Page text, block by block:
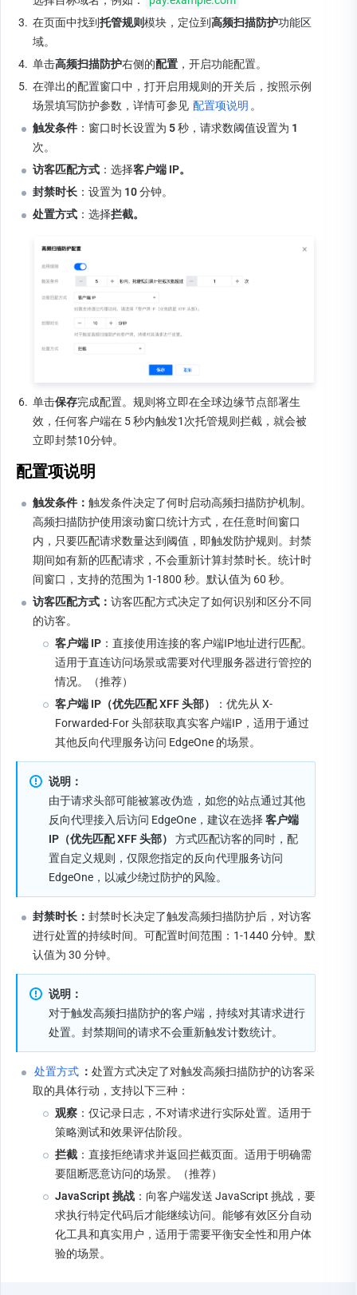
3. 在页面中找到托管规则模块，定位到高频扫描防护功能区
域。
4. 单击高频扫描防护右侧的配置 ，开启功能配置。
5. 在弹出的配置窗口中，打开启用规则的开关后，按照示例
场景填写防护参数，详情可参见 配置项说明 。
触发条件 ：窗口时长设置为 5 秒，请求数阈值设置为 1
次。
访客匹配方式 ：选择客户端 IP。
封禁时长 ：设置为 10 分钟。
处置方式 ：选择拦截。
6. 单击保存完成配置。规则将立即在全球边缘节点部署生
效，任何客户端在 5 秒内触发1次托管规则拦截，就会被
立即封禁10分钟。
配置项说明
触发条件： 触发条件决定了何时启动高频扫描防护机制。
高频扫描防护使用滚动窗口统计方式，在任意时间窗口
内，只要匹配请求数量达到阈值，即触发防护规则。封禁
期间如有新的匹配请求，不会重新计算封禁时长。统计时
间窗口，支持的范围为 1-1800 秒。默认值为 60 秒。
访客匹配方式： 访客匹配方式决定了如何识别和区分不同
的访客。
客户端 IP ：直接使用连接的客户端IP地址进行匹配。
适用于直连访问场景或需要对代理服务器进行管控的
情况。（推荐）
客户端 IP（优先匹配 XFF 头部）
：优先从 X-
Forwarded-For 头部获取真实客户端IP，适用于通过
其他反向代理服务访问 EdgeOne 的场景。
说明：
由于请求头部可能被篡改伪造，如您的站点通过其他
反向代理接入后访问 EdgeOne，建议在选择 客户端
IP（优先匹配 XFF 头部） 方式匹配访客的同时，配
置自定义规则，仅限您指定的反向代理服务访问
EdgeOne，以减少绕过防护的风险。
封禁时长： 封禁时长决定了触发高频扫描防护后，对访客
进行处置的持续时间。可配置时间范围：1-1440 分钟。默
认值为 30 分钟。
说明：
对于触发高频扫描防护的客户端，持续对其请求进行
处置。封禁期间的请求不会重新触发计数统计。
处置方式 ： 处置方式决定了对触发高频扫描防护的访客采
取的具体行动，支持以下三种：
观察 ：仅记录日志，不对请求进行实际处置。适用于
策略测试和效果评估阶段。
拦截 ：直接拒绝请求并返回拦截页面。适用于明确需
要阻断恶意访问的场景。（推荐）
JavaScript 挑战 ：向客户端发送 JavaScript 挑战，要
求执行特定代码后才能继续访问。能够有效区分自动
化工具和真实用户，适用于需要平衡安全性和用户体
验的场景。